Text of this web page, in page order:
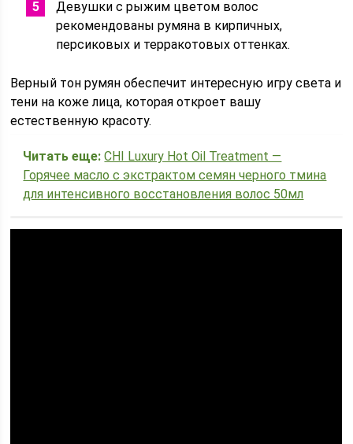
Девушки с рыжим цветом волос
рекомендованы румяна в кирпичных,
персиковых и терракотовых оттенках.
Верный тон румян обеспечит интересную игру света и
тени на коже лица, которая откроет вашу
естественную красоту.
Читать еще: CHI Luxury Hot Oil Treatment —
Горячее масло с экстрактом семян черного тмина
для интенсивного восстановления волос 50мл